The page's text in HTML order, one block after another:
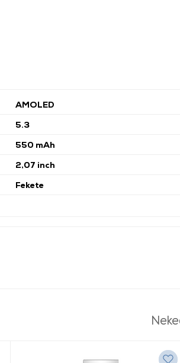
AMOLED
5.3
550 mAh
2,07 inch
Fekete